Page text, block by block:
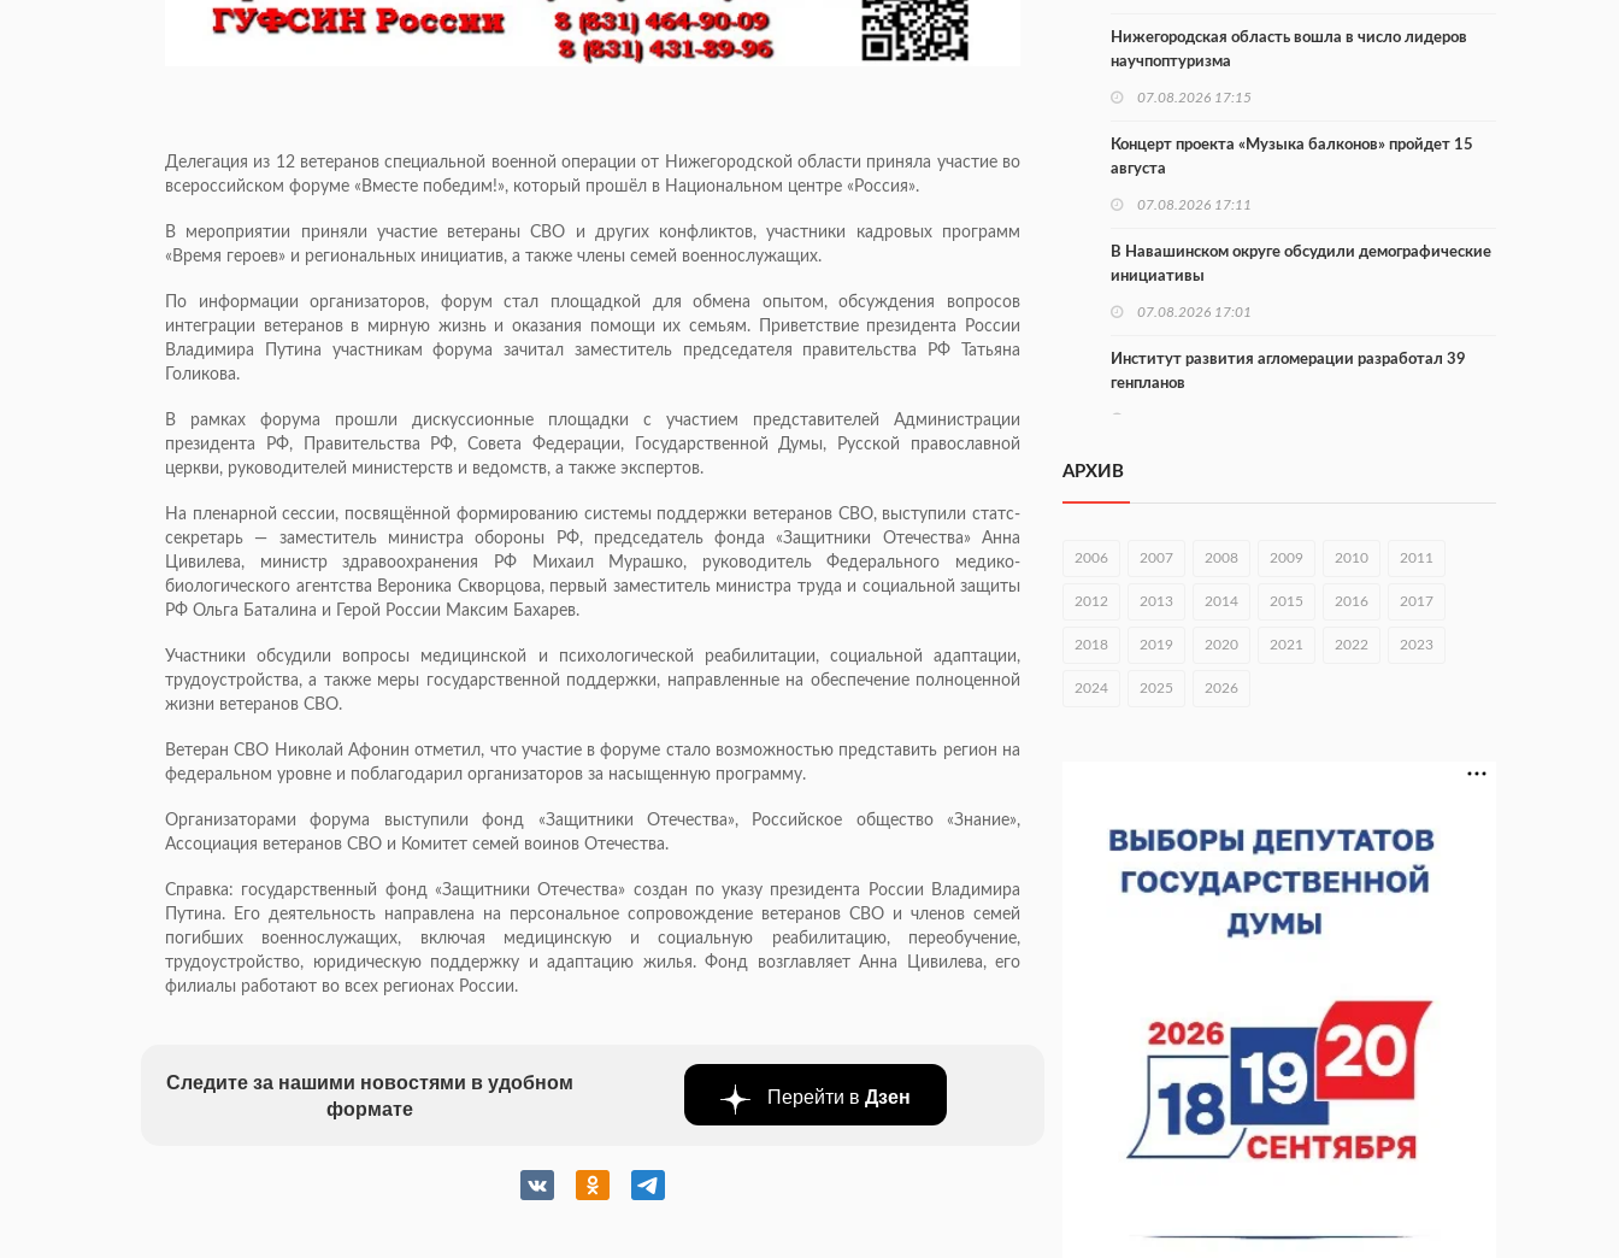
Делегация из 12 ветеранов специальной военной операции от Нижегородской области приняла участие во
всероссийском форуме «Вместе победим!», который прошёл в Национальном центре «Россия».
В мероприятии приняли участие ветераны СВО и других конфликтов, участники кадровых программ
«Время героев» и региональных инициатив, а также члены семей военнослужащих.
По информации организаторов, форум стал площадкой для обмена опытом, обсуждения вопросов
интеграции ветеранов в мирную жизнь и оказания помощи их семьям. Приветствие президента России
Владимира Путина участникам форума зачитал заместитель председателя правительства РФ Татьяна
Голикова.
В рамках форума прошли дискуссионные площадки с участием представителей Администрации
президента РФ, Правительства РФ, Совета Федерации, Государственной Думы, Русской православной
церкви, руководителей министерств и ведомств, а также экспертов.
На пленарной сессии, посвящённой формированию системы поддержки ветеранов СВО, выступили статс-
секретарь — заместитель министра обороны РФ, председатель фонда «Защитники Отечества» Анна
Цивилева, министр здравоохранения РФ Михаил Мурашко, руководитель Федерального медико-
биологического агентства Вероника Скворцова, первый заместитель министра труда и социальной защиты
РФ Ольга Баталина и Герой России Максим Бахарев.
Участники обсудили вопросы медицинской и психологической реабилитации, социальной адаптации,
трудоустройства, а также меры государственной поддержки, направленные на обеспечение полноценной
жизни ветеранов СВО.
Ветеран СВО Николай Афонин отметил, что участие в форуме стало возможностью представить регион на
федеральном уровне и поблагодарил организаторов за насыщенную программу.
Организаторами форума выступили фонд «Защитники Отечества», Российское общество «Знание»,
Ассоциация ветеранов СВО и Комитет семей воинов Отечества.
Справка: государственный фонд «Защитники Отечества» создан по указу президента России Владимира
Путина. Его деятельность направлена на персональное сопровождение ветеранов СВО и членов семей
погибших военнослужащих, включая медицинскую и социальную реабилитацию, переобучение,
трудоустройство, юридическую поддержку и адаптацию жилья. Фонд возглавляет Анна Цивилева, его
филиалы работают во всех регионах России.
Следите за нашими новостями в удобном
формате
Перейти в Дзен
Нижегородская область вошла в число лидеров
научпоптуризма
07.08.2026 17:15
Концерт проекта «Музыка балконов» пройдет 15
августа
07.08.2026 17:11
В Навашинском округе обсудили демографические
инициативы
07.08.2026 17:01
Институт развития агломерации разработал 39
генпланов
С 8 августа изменят схему движения на въезде в
оперштаба
В Чкаловске спустили на воду «Метеор-120Р»
07.08.2026 13:48
В Нижнем Новгороде отметили 70-летие Дня
строителя
07.08.2026 13:15
спортобъектов выросла на 28%
07.08.2026 12:15
В Нижнем Новгороде прошло совещание
Росгвардии
07.08.2026 12:04
АРХИВ
2006 2007 2008 2009 2010 2011
2012 2013 2014 2015 2016 2017
2018 2019 2020 2021 2022 2023
2024 2025 2026